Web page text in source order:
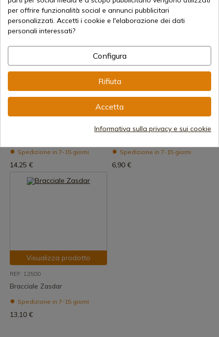
Spedizione in 7-15 giorni
13,20 €
Spedizione in 7-15 giorni
5,20 €
Spedizione in 7-15 giorni
14,25 €
Spedizione in 7-15 giorni
6,90 €
Visualizza prodotto
REF: 12500
Bracciale Zasdar
Spedizione in 7-15 giorni
13,10 €
per offrire funzionalità social e annunci pubblicitari
personalizzati. Accetti i cookie e l'elaborazione dei dati
personali interessati?
Configura
Rifiuta
Accetta
Informativa sulla privacy e sui cookie